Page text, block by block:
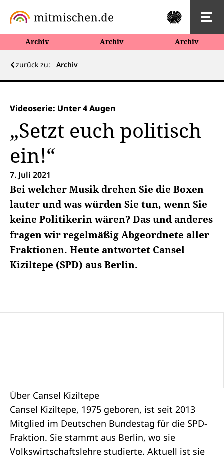
Archiv Archiv Archiv
zurück zu: Archiv
Videoserie: Unter 4 Augen
„Setzt euch politisch
ein!“
7. Juli 2021
Bei welcher Musik drehen Sie die Boxen
lauter und was würden Sie tun, wenn Sie
keine Politikerin wären? Das und anderes
fragen wir regelmäßig Abgeordnete aller
Fraktionen. Heute antwortet Cansel
Kiziltepe (SPD) aus Berlin.
Über Cansel Kiziltepe
Cansel Kiziltepe, 1975 geboren, ist seit 2013
Mitglied im Deutschen Bundestag für die SPD-
Fraktion. Sie stammt aus Berlin, wo sie
Volkswirtschaftslehre studierte. Aktuell ist sie